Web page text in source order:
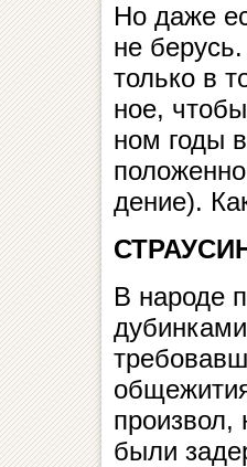
Но даже
не
только в
ное,
ном годы
де­ние).
В народе
про­из­вол,
были